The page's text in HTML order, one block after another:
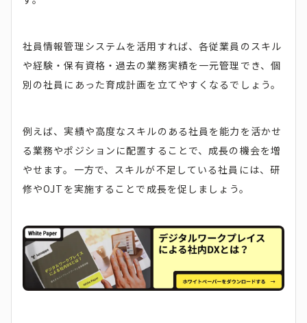
社員情報管理システムを活用すれば、各従業員のスキル
や経験・保有資格・過去の業務実績を一元管理でき、個
別の社員にあった育成計画を立てやすくなるでしょう。
例えば、実績や高度なスキルのある社員を能力を活かせ
る業務やポジションに配置することで、成長の機会を増
やせます。一方で、スキルが不足している社員には、研
修やOJTを実施することで成長を促しましょう。